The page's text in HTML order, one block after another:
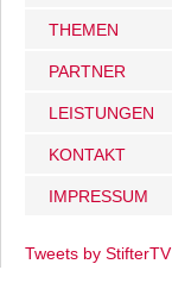
THEMEN
PARTNER
LEISTUNGEN
KONTAKT
IMPRESSUM
Tweets by StifterTV